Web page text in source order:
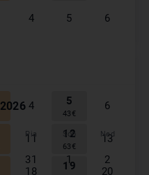
4 5 6
4 5
43 €
6
11 12
63 €
13
18 19 20
2026
Pia Sob Ned
31 1 2